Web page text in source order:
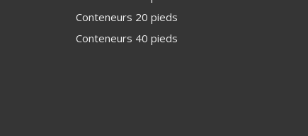
Conteneurs 20 pieds
Conteneurs 40 pieds